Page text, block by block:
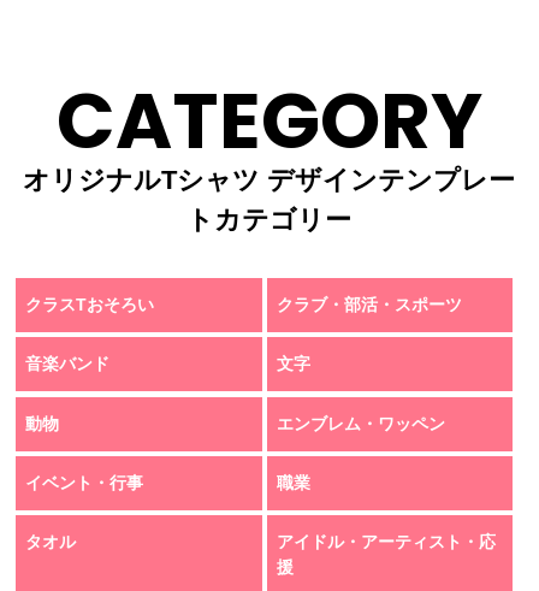
CATEGORY
オリジナルTシャツ デザインテンプレー
トカテゴリー
クラスTおそろい クラブ・部活・スポーツ
音楽バンド 文字
動物 エンブレム・ワッペン
イベント・行事 職業
タオル
アイドル・アーティスト・応
援